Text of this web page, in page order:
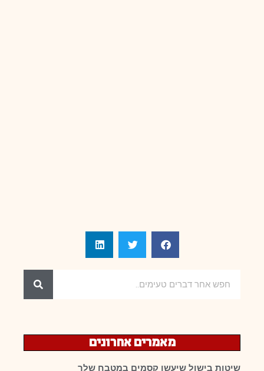
מאמרים אחרונים
שיטות בישול שיעשו קסמים במטבח שלך